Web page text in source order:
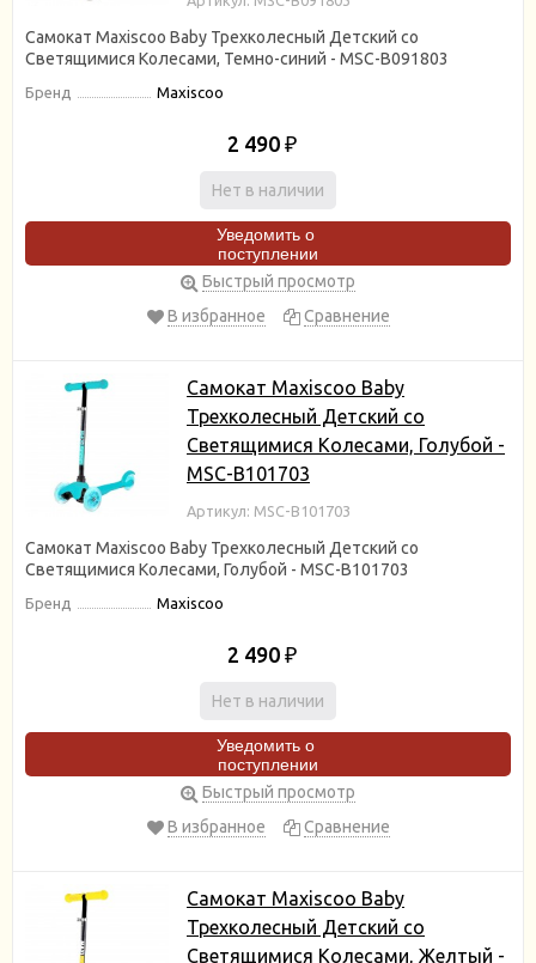
Самокат Maxiscoo Baby Трехколесный Детский со
Светящимися Колесами, Темно-синий - MSC-B091803
Бренд Maxiscoo
2 490 ₽
Нет в наличии
Уведомить о
поступлении
Быстрый просмотр
В избранное
Сравнение
Самокат Maxiscoo Baby
Трехколесный Детский со
Светящимися Колесами, Голубой -
MSC-B101703
Артикул: MSC-B101703
Самокат Maxiscoo Baby Трехколесный Детский со
Светящимися Колесами, Голубой - MSC-B101703
Бренд Maxiscoo
2 490 ₽
Нет в наличии
Уведомить о
поступлении
Быстрый просмотр
В избранное
Сравнение
Самокат Maxiscoo Baby
Трехколесный Детский со
Светящимися Колесами, Желтый -